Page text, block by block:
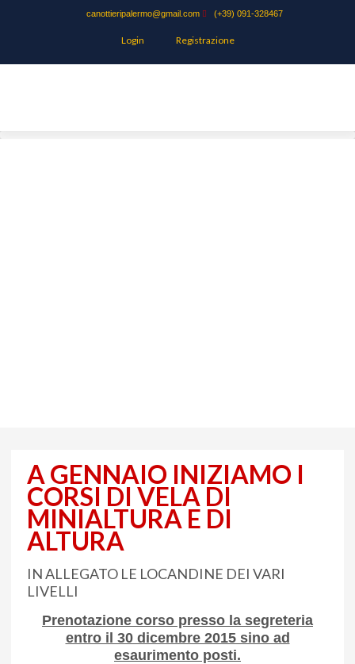
canottieripalermo@gmail.com (+39) 091-328467
Login Registrazione
A GENNAIO INIZIAMO I
CORSI DI VELA DI
MINIALTURA E DI
ALTURA
IN ALLEGATO LE LOCANDINE DEI VARI
LIVELLI
Prenotazione corso presso la segreteria
entro il 30 dicembre 2015 sino ad
esaurimento posti.